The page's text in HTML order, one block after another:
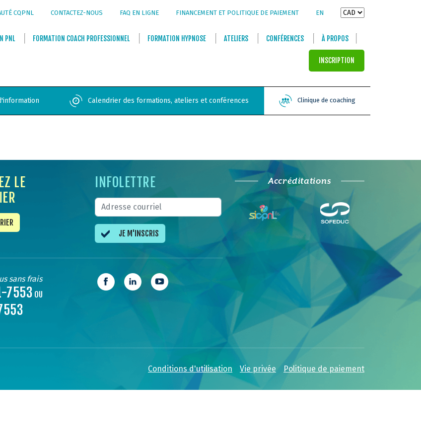
CQPNL CONTACTEZ-NOUS FAQ EN LIGNE FINANCEMENT ET POLITIQUE DE PAIEMENT EN
PNL FORMATION COACH PROFESSIONNEL FORMATION HYPNOSE ATELIERS CONFÉRENCES À PROPOS
INSCRIPTION
Calendrier des formations, ateliers et conférences Clinique de coaching
LE
INFOLETTRE
JE M'INSCRIS
sans frais
7553 OU
Accréditations
Conditions d'utilisation Vie privée Politique de paiement